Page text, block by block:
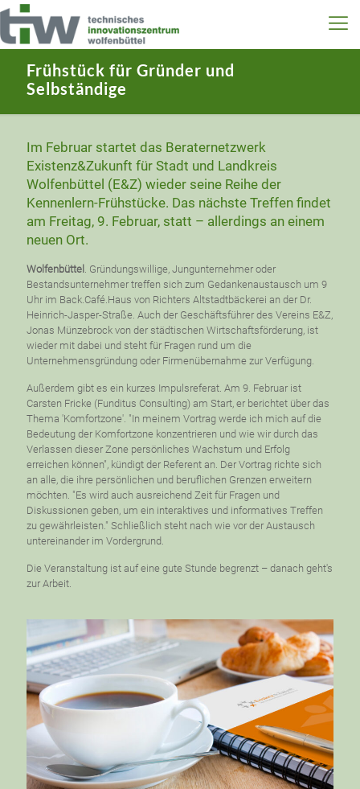
Frühstück für Gründer und
Selbständige
Im Februar startet das Beraternetzwerk
Existenz&Zukunft für Stadt und Landkreis
Wolfenbüttel (E&Z) wieder seine Reihe der
Kennenlern-Frühstücke. Das nächste Treffen findet
am Freitag, 9. Februar, statt – allerdings an einem
neuen Ort.
Wolfenbüttel . Gründungswillige, Jungunternehmer oder
Bestandsunternehmer treffen sich zum Gedanken­austausch um 9
Uhr im Back.Café.Haus von Richters Altstadtbäckerei an der Dr.
Heinrich-Jasper-Straße. Auch der Geschäftsführer des Vereins E&Z,
Jonas Münzebrock von der städtischen Wirtschaftsförderung, ist
wieder mit dabei und steht für Fragen rund um die
Unternehmensgründung oder Firmenübernahme zur Verfügung.
Außerdem gibt es ein kurzes Impulsreferat. Am 9. Februar ist
Carsten Fricke (Funditus Consulting) am Start, er berichtet über das
Thema 'Komfortzone'. "In meinem Vortrag werde ich mich auf die
Bedeutung der Komfortzone konzentrieren und wie wir durch das
Verlassen dieser Zone persönliches Wachstum und Erfolg
erreichen können", kündigt der Referent an. Der Vortrag richte sich
an alle, die ihre persönlichen und beruflichen Grenzen erweitern
möchten. "Es wird auch ausreichend Zeit für Fragen und
Diskussionen geben, um ein interaktives und informatives Treffen
zu gewährleisten." Schließlich steht nach wie vor der Austausch
untereinander im Vordergrund.
Die Veranstaltung ist auf eine gute Stunde begrenzt – danach geht's
zur Arbeit.